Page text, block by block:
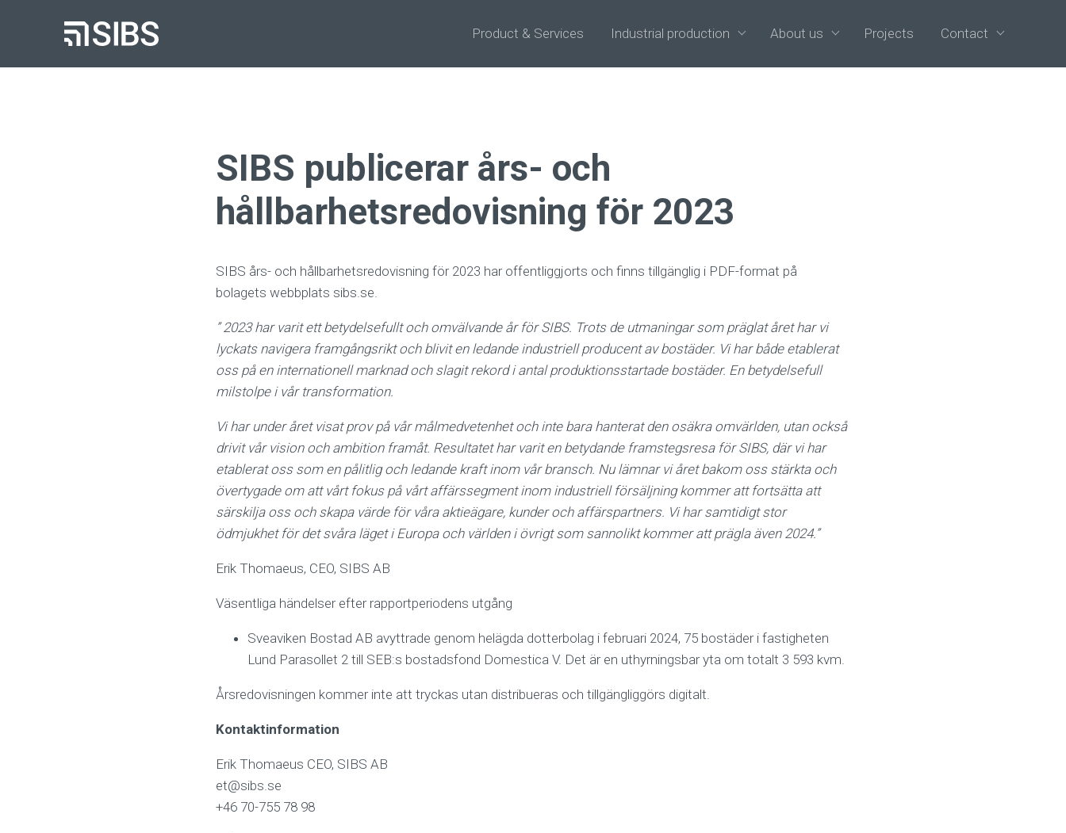
Product & Services Industrial production About us Projects Contact
SIBS publicerar års- och
hållbarhetsredovisning för 2023
SIBS års- och hållbarhetsredovisning för 2023 har offentliggjorts och finns tillgänglig i PDF-format på
bolagets webbplats sibs.se.
” 2023 har varit ett betydelsefullt och omvälvande år för SIBS. Trots de utmaningar som präglat året har vi
lyckats navigera framgångsrikt och blivit en ledande industriell producent av bostäder. Vi har både etablerat
oss på en internationell marknad och slagit rekord i antal produktionsstartade bostäder. En betydelsefull
milstolpe i vår transformation.
Vi har under året visat prov på vår målmedvetenhet och inte bara hanterat den osäkra omvärlden, utan också
drivit vår vision och ambition framåt. Resultatet har varit en betydande framstegsresa för SIBS, där vi har
etablerat oss som en pålitlig och ledande kraft inom vår bransch. Nu lämnar vi året bakom oss stärkta och
övertygade om att vårt fokus på vårt affärssegment inom industriell försäljning kommer att fortsätta att
särskilja oss och skapa värde för våra aktieägare, kunder och affärspartners. Vi har samtidigt stor
ödmjukhet för det svåra läget i Europa och världen i övrigt som sannolikt kommer att prägla även 2024.”
Erik Thomaeus, CEO, SIBS AB
Väsentliga händelser efter rapportperiodens utgång
Sveaviken Bostad AB avyttrade genom helägda dotterbolag i februari 2024, 75 bostäder i fastigheten
Lund Parasollet 2 till SEB:s bostadsfond Domestica V. Det är en uthyrningsbar yta om totalt 3 593 kvm.
Årsredovisningen kommer inte att tryckas utan distribueras och tillgängliggörs digitalt.
Kontaktinformation
Erik Thomaeus CEO, SIBS AB
et@sibs.se
+46 70-755 78 98